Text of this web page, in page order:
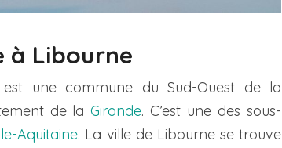
à Libourne
une commune du Sud-Ouest de la
de laGironde. C’est une des sous-
Aquitaine. La ville de Libourne se trouve